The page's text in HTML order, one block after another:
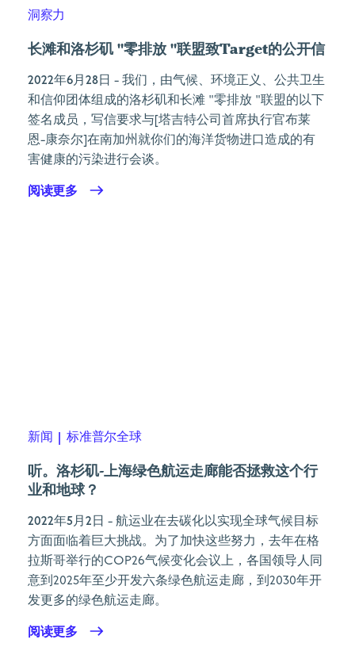
洞察力
长滩和洛杉矶 "零排放 "联盟致Target的公开信
2022年6月28日 - 我们，由气候、环境正义、公共卫生
和信仰团体组成的洛杉矶和长滩 "零排放 "联盟的以下
签名成员，写信要求与[塔吉特公司首席执行官布莱
恩-康奈尔]在南加州就你们的海洋货物进口造成的有
害健康的污染进行会谈。
阅读更多
新闻 | 标准普尔全球
听。洛杉矶-上海绿色航运走廊能否拯救这个行
业和地球？
2022年5月2日 - 航运业在去碳化以实现全球气候目标
方面面临着巨大挑战。为了加快这些努力，去年在格
拉斯哥举行的COP26气候变化会议上，各国领导人同
意到2025年至少开发六条绿色航运走廊，到2030年开
发更多的绿色航运走廊。
阅读更多